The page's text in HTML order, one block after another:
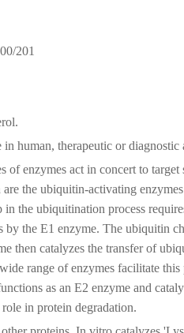
201
human, therapeutic or diagnostic
enzymes act in concert to target
the ubiquitin-activating
the ubiquitination process
the E1 enzyme. The ubiquitin
then catalyzes the transfer of
range of enzymes facilitate
as an E2 enzyme and
in protein degradation.